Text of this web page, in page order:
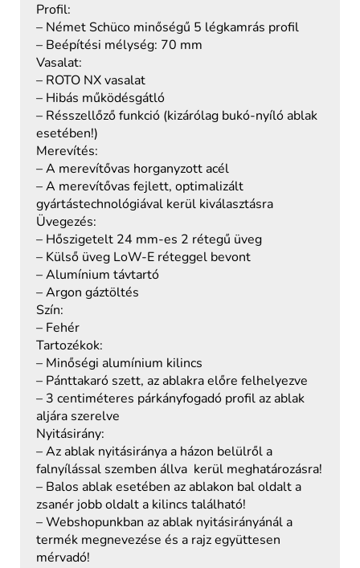
Profil:
– Német Schüco minőségű 5 légkamrás profil
– Beépítési mélység: 70 mm
Vasalat:
– ROTO NX vasalat
– Hibás működésgátló
– Résszellőző funkció (kizárólag bukó-nyíló ablak
esetében!)
Merevítés:
– A merevítővas horganyzott acél
– A merevítővas fejlett, optimalizált
gyártástechnológiával kerül kiválasztásra
Üvegezés:
– Hőszigetelt 24 mm-es 2 rétegű üveg
– Külső üveg LoW-E réteggel bevont
– Alumínium távtartó
– Argon gáztöltés
Szín:
– Fehér
Tartozékok:
– Minőségi alumínium kilincs
– Pánttakaró szett, az ablakra előre felhelyezve
– 3 centiméteres párkányfogadó profil az ablak
aljára szerelve
Nyitásirány:
– Az ablak nyitásiránya a házon belülről a
falnyílással szemben állva kerül meghatározásra!
– Balos ablak esetében az ablakon bal oldalt a
zsanér jobb oldalt a kilincs található!
– Webshopunkban az ablak nyitásirányánál a
termék megnevezése és a rajz együttesen
mérvadó!